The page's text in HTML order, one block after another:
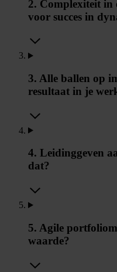
2. Complexiteit in
voor succes in
3. Alle ballen op
resultaat in je
4. Leidinggeven
dat?
5. Agile
waarde?